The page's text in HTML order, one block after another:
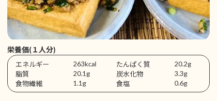
栄養価(１人分)
エネルギー 263kcal たんぱく質
20.2g
脂質
20.1g 炭水化物
3.3g
食物繊維
1.1g 食塩 0.6g